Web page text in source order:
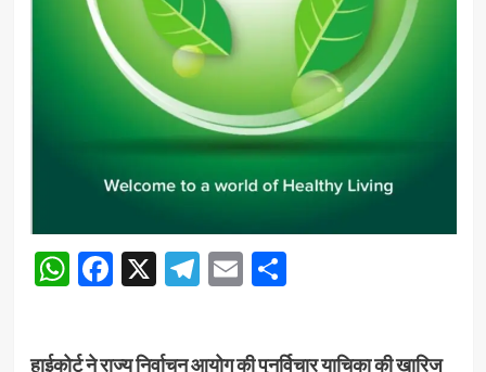
WhatsApp
Facebook
X Telegram
EmailShare
हाईकोर्ट ने राज्य निर्वाचन आयोग की पुनर्विचार याचिका की खारिज